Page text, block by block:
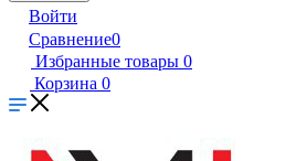
Войти
Сравнение0
Избранные товары 0
Корзина 0